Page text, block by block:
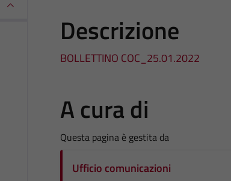
Descrizione
BOLLETTINO COC_25.01.2022
A cura di
Questa pagina è gestita da
Ufficio comunicazioni